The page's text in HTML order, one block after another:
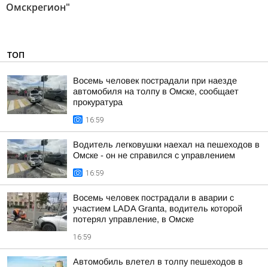
Омскрегион"
ТОП
Восемь человек пострадали при наезде
автомобиля на толпу в Омске, сообщает
прокуратура
16:59
Водитель легковушки наехал на пешеходов в
Омске - он не справился с управлением
16:59
Восемь человек пострадали в аварии с
участием LADA Granta, водитель которой
потерял управление, в Омске
16:59
Автомобиль влетел в толпу пешеходов в